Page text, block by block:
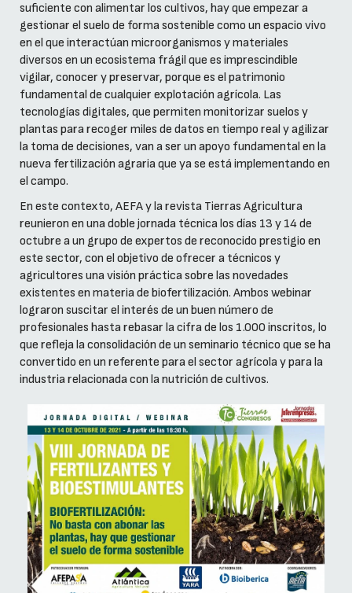
suficiente con alimentar los cultivos, hay que empezar a
gestionar el suelo de forma sostenible como un espacio vivo
en el que interactúan microorganismos y materiales
diversos en un ecosistema frágil que es imprescindible
vigilar, conocer y preservar, porque es el patrimonio
fundamental de cualquier explotación agrícola. Las
tecnologías digitales, que permiten monitorizar suelos y
plantas para recoger miles de datos en tiempo real y agilizar
la toma de decisiones, van a ser un apoyo fundamental en la
nueva fertilización agraria que ya se está implementando en
el campo.
En este contexto, AEFA y la revista Tierras Agricultura
reunieron en una doble jornada técnica los días 13 y 14 de
octubre a un grupo de expertos de reconocido prestigio en
este sector, con el objetivo de ofrecer a técnicos y
agricultores una visión práctica sobre las novedades
existentes en materia de biofertilización. Ambos webinar
lograron suscitar el interés de un buen número de
profesionales hasta rebasar la cifra de los 1.000 inscritos, lo
que refleja la consolidación de un seminario técnico que se ha
convertido en un referente para el sector agrícola y para la
industria relacionada con la nutrición de cultivos.